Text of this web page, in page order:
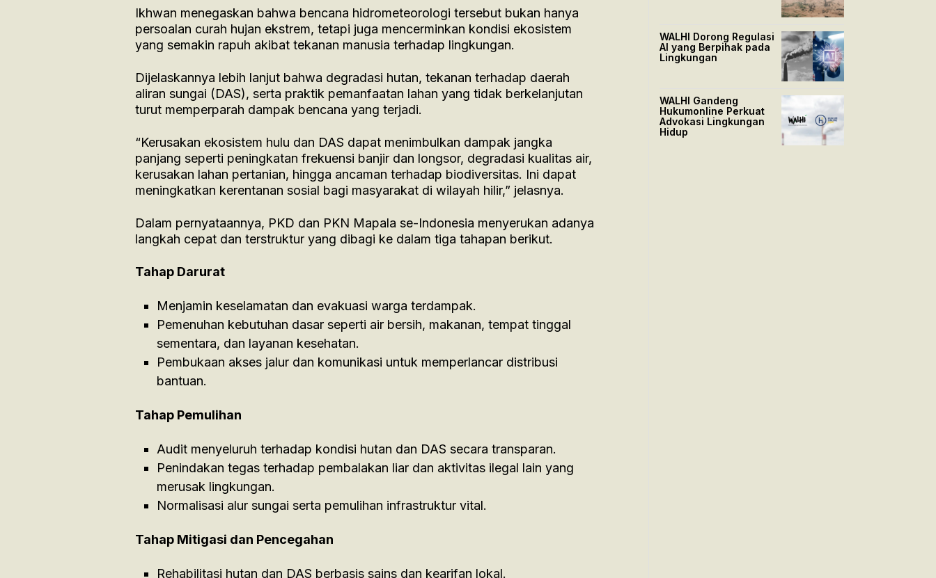
Ikhwan menegaskan bahwa bencana hidrometeorologi tersebut bukan hanya
persoalan curah hujan ekstrem, tetapi juga mencerminkan kondisi ekosistem
yang semakin rapuh akibat tekanan manusia terhadap lingkungan.
Dijelaskannya lebih lanjut bahwa degradasi hutan, tekanan terhadap daerah
aliran sungai (DAS), serta praktik pemanfaatan lahan yang tidak berkelanjutan
turut memperparah dampak bencana yang terjadi.
“Kerusakan ekosistem hulu dan DAS dapat menimbulkan dampak jangka
panjang seperti peningkatan frekuensi banjir dan longsor, degradasi kualitas air,
kerusakan lahan pertanian, hingga ancaman terhadap biodiversitas. Ini dapat
meningkatkan kerentanan sosial bagi masyarakat di wilayah hilir,” jelasnya.
Dalam pernyataannya, PKD dan PKN Mapala se-Indonesia menyerukan adanya
langkah cepat dan terstruktur yang dibagi ke dalam tiga tahapan berikut.
Tahap Darurat
Menjamin keselamatan dan evakuasi warga terdampak.
Pemenuhan kebutuhan dasar seperti air bersih, makanan, tempat tinggal
sementara, dan layanan kesehatan.
Pembukaan akses jalur dan komunikasi untuk memperlancar distribusi
bantuan.
Tahap Pemulihan
Audit menyeluruh terhadap kondisi hutan dan DAS secara transparan.
Penindakan tegas terhadap pembalakan liar dan aktivitas ilegal lain yang
merusak lingkungan.
Normalisasi alur sungai serta pemulihan infrastruktur vital.
Tahap Mitigasi dan Pencegahan
Rehabilitasi hutan dan DAS berbasis sains dan kearifan lokal.
WALHI Dorong Regulasi
AI yang Berpihak pada
Lingkungan
WALHI Gandeng
Hukumonline Perkuat
Advokasi Lingkungan
Hidup